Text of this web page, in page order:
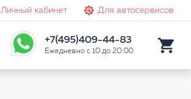
Личный кабинет Для автосервисов
+7(495)409-44-83
Ежедневно с 10 до 20:00